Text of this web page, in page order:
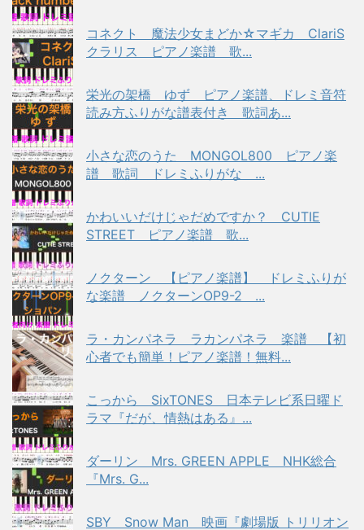
コネクト 魔法少女まどか☆マギカ ClariS
クラリス ピアノ楽譜 歌...
栄光の架橋 ゆず ピアノ楽譜、ドレミ音符
読み方ふりがな譜表付き 歌詞あ...
小さな恋のうた MONGOL800 ピアノ楽
譜 歌詞 ドレミふりがな ...
かわいいだけじゃだめですか？ CUTIE
STREET ピアノ楽譜 歌...
ノクターン 【ピアノ楽譜】 ドレミふりが
な楽譜 ノクターンOP9-2 ...
ラ・カンパネラ ラカンパネラ 楽譜 【初
心者でも簡単！ピアノ楽譜！無料...
こっから SixTONES 日本テレビ系日曜ド
ラマ『だが、情熱はある』...
ダーリン Mrs. GREEN APPLE NHK総合
『Mrs. G...
SBY Snow Man 映画『劇場版 トリリオン